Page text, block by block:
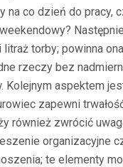
na co dzień do pracy,
litraż torby; powinna
rzeczy bez
Kolejnym aspektem
zapewni
również zwrócić
organizacyjne
te elementy